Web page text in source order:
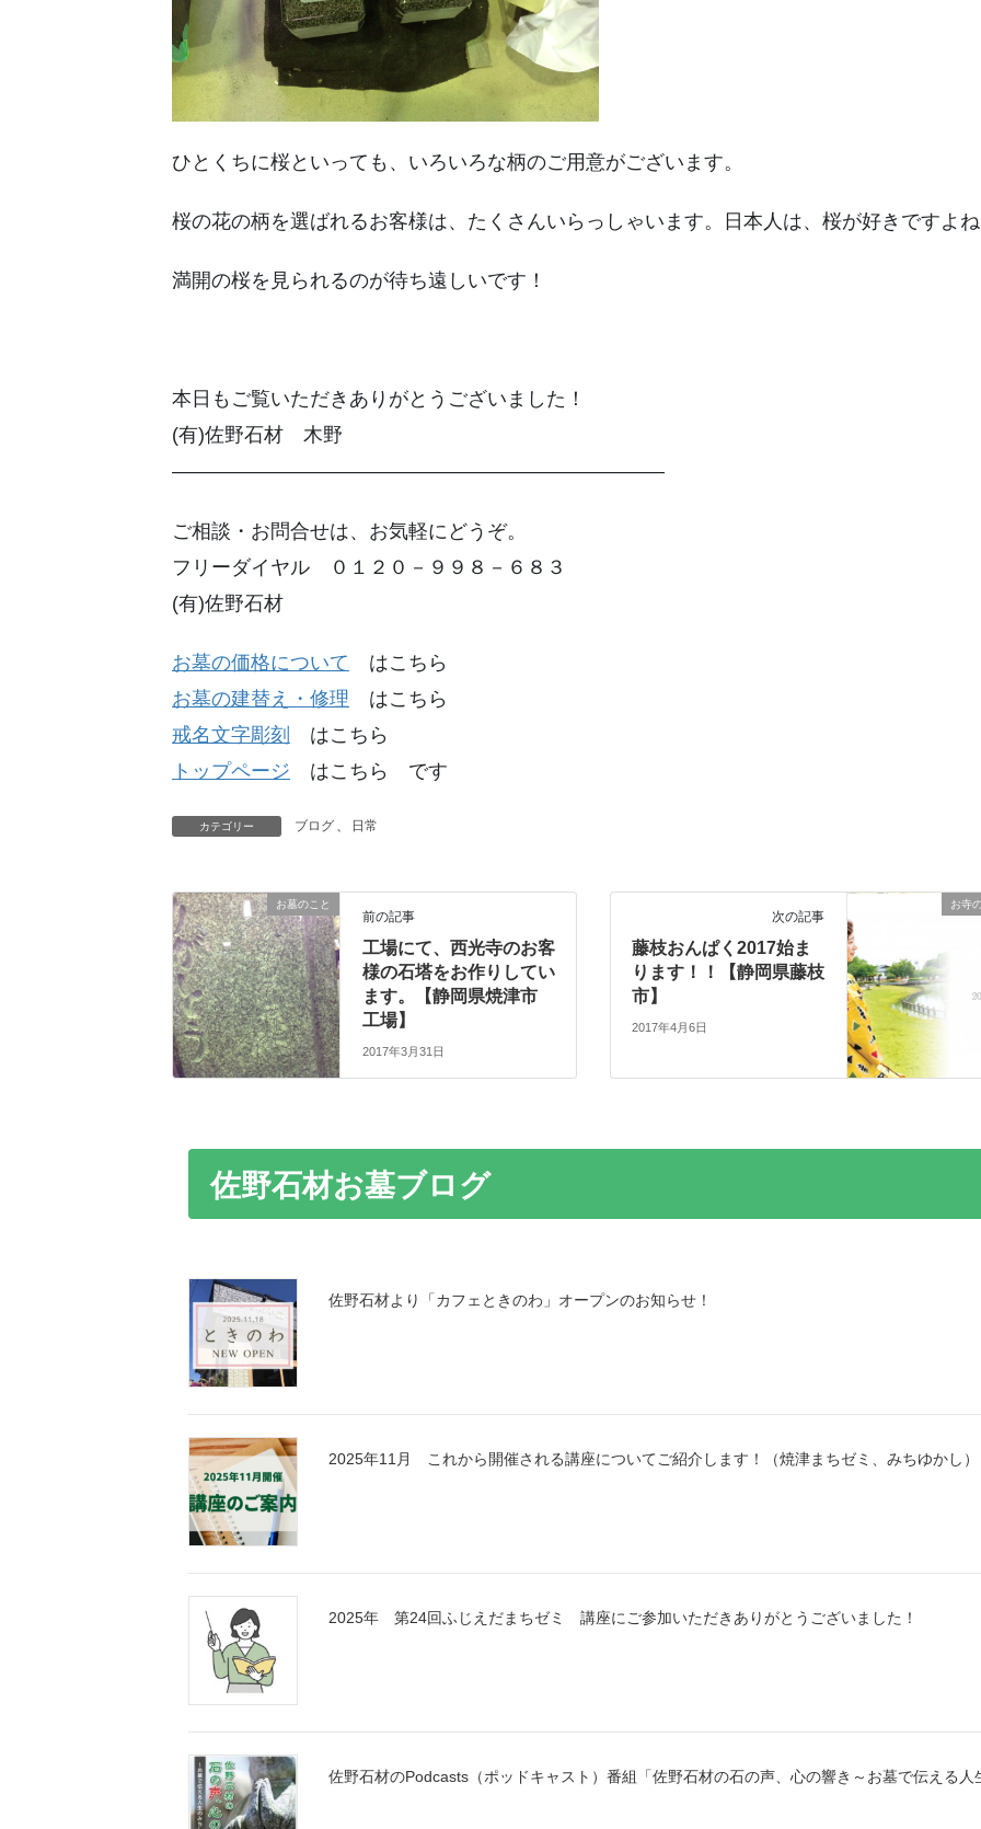
ひとくちに桜といっても、いろいろな柄のご用意がございます。
桜の花の柄を選ばれるお客様は、たくさんいらっしゃいます。日本人は、桜が好きですよ
満開の桜を見られるのが待ち遠しいです！
本日もご覧いただきありがとうございました！
(有)佐野石材 木野
—————————————————————————
ご相談・お問合せは、お気軽にどうぞ。
フリーダイヤル ０１２０－９９８－６８３
(有)佐野石材
お墓の価格について はこちら
お墓の建替え・修理 はこちら
戒名文字彫刻
はこちら
トップページ はこちら です
カテゴリー ブログ 日常
お墓のこと
前の記事
工場にて、西光寺のお客
様の石塔をお作りしてい
ます。【静岡県焼津市
工場】
2017年3月31日
お寺
次の記事
藤枝おんぱく2017始ま
ります！！【静岡県藤枝
市】
2017年4月6日
佐野石材お墓ブログ
佐野石材より「カフェときのわ」オープンのお知らせ！
2025年11月 これから開催される講座についてご紹介します！（焼津まちゼミ、みちゆかし）
2025年 第24回ふじえだまちゼミ 講座にご参加いただきありがとうございました！
佐野石材のPodcasts（ポッドキャスト）番組「佐野石材の石の声、心の響き～お墓で伝える